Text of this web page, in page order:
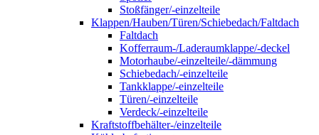
Stoßfänger/-einzelteile
Klappen/Hauben/Türen/Schiebedach/Faltdach
Faltdach
Kofferraum-/Laderaumklappe/-deckel
Motorhaube/-einzelteile/-dämmung
Schiebedach/-einzelteile
Tankklappe/-einzelteile
Türen/-einzelteile
Verdeck/-einzelteile
Kraftstoffbehälter-/einzelteile